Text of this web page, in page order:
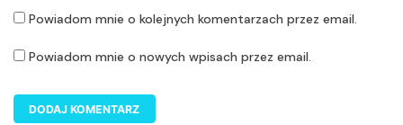
Powiadom mnie o kolejnych komentarzach przez email.
Powiadom mnie o nowych wpisach przez email.